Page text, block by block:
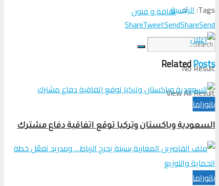
ثقافة و فنون
No Result
View All Result
Tags: الرئيسية
ShareTweetSendShareSend
RelatedPosts
بانوراما
السعودية وباكستان وتركيا توقع اتفاقية دفاع مشترك
بانوراما